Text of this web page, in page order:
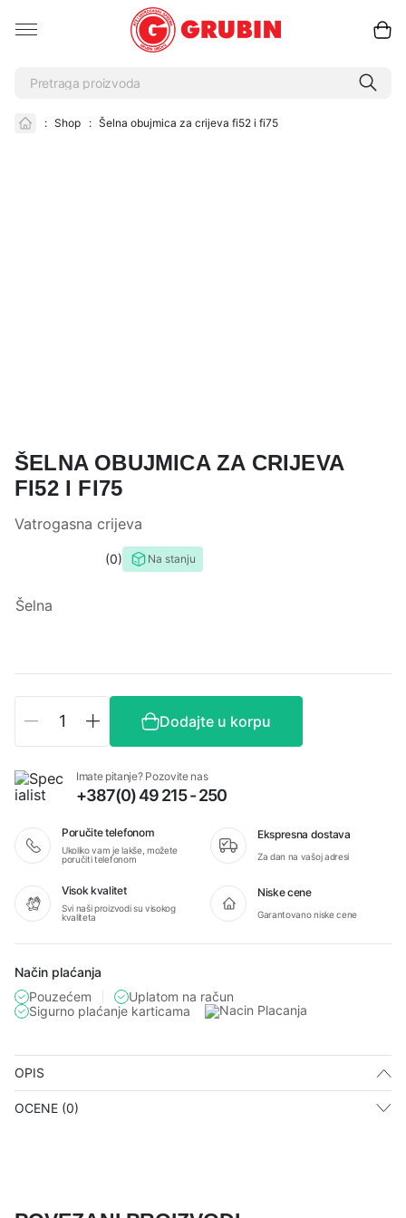
: Shop : Šelna obujmica za crijeva fi52 i fi75
ŠELNA OBUJMICA ZA CRIJEVA
FI52 I FI75
Vatrogasna crijeva
0 Na stanju
Šelna
Šelna
obujmica
za
fi52
i
količina
Dodajte u korpu
Imate pitanje? Pozovite nas
+387(0) 49 215 - 250
Poručite telefonom
Ukoliko vam je lakše, možete
poručiti telefonom
Ekspresna dostava
Za dan na vašoj adresi
Visok kvalitet
Svi naši proizvodi su visokog
kvaliteta
Niske cene
Garantovano niske cene
Način plaćanja
Pouzećem
Uplatom na račun
Sigurno plaćanje karticama
OPIS
OCENE (0)